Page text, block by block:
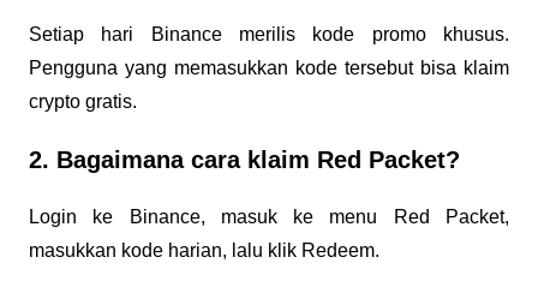
Setiap hari Binance merilis kode promo khusus.
Pengguna yang memasukkan kode tersebut bisa klaim
crypto gratis.
2. Bagaimana cara klaim Red Packet?
Login ke Binance, masuk ke menu Red Packet,
masukkan kode harian, lalu klik Redeem.